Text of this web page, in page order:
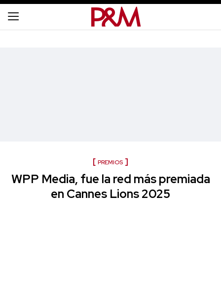
PREMIOS
WPP Media, fue la red más premiada
en Cannes Lions 2025